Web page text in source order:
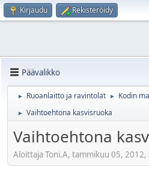
Kirjaudu Rekisteröidy
Päävalikko
► Ruoanlaitto ja ravintolat ► Kodin
► Vaihtoehtona kasvisruoka
Vaihtoehtona
Aloittaja Toni.A, tammikuu 05,